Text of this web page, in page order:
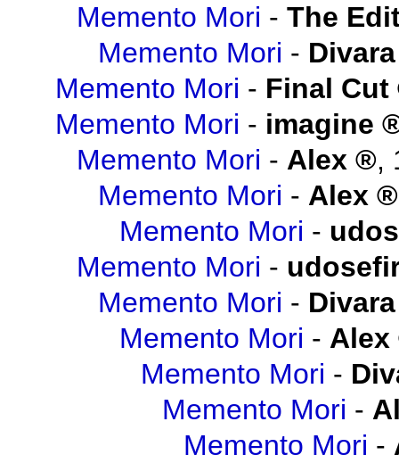
Memento Mori - The
Memento Mori - Divara
Memento Mori - Final Cut
Memento Mori - imagine
Memento Mori - Alex ,
Memento Mori - Alex
Memento Mori -
Memento Mori -
Memento Mori - Divara
Memento Mori - Alex
Memento Mori -
Memento Mori -
Memento Mori -